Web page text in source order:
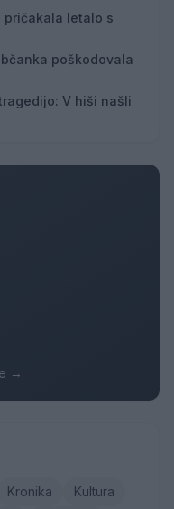
pričakala letalo s
poškodovala
V hiši našli
→
Kronika
Kultura